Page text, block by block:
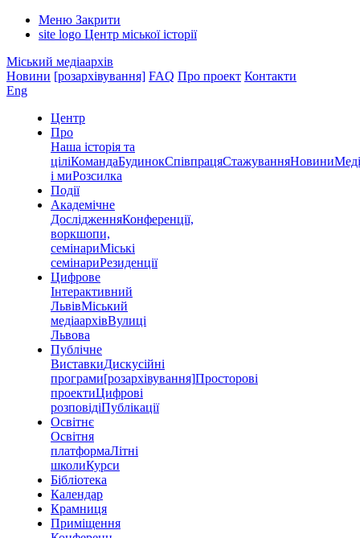
Меню Закрити
site logo Центр міської історії
Міський медіаархів
Новини [розархівування] FAQ Про проект Контакти
Eng
Центр
Про
Наша історія та
ціліКомандаБудинокСпівпрацяСтажуванняНовини
і миРозсилка
Події
Академічне
ДослідженняКонференції,
воркшопи,
семінариМіські
семінариРезиденції
Цифрове
Інтерактивний
ЛьвівМіський
медіаархівВулиці
Львова
Публічне
ВиставкиДискусійні
програми[розархівування]Просторові
проектиЦифрові
розповідіПублікації
Освітнє
Освітня
платформаЛітні
школиКурси
Бібліотека
Календар
Крамниця
Приміщення